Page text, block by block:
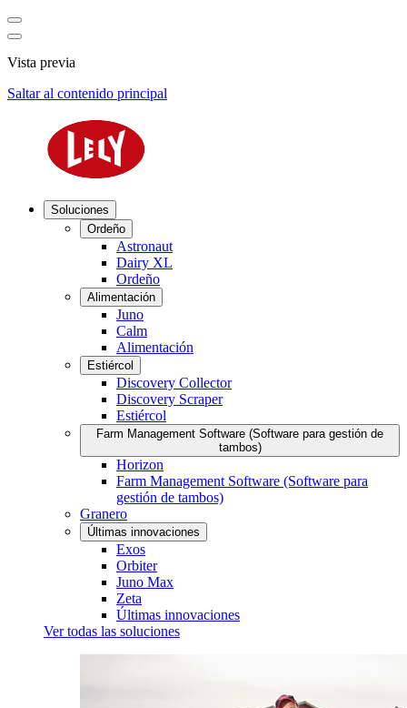
Vista previa
Saltar al contenido principal
Soluciones
Ordeño
Astronaut
Dairy XL
Ordeño
Alimentación
Juno
Calm
Alimentación
Estiércol
Discovery Collector
Discovery Scraper
Estiércol
Farm Management Software (Software para gestión de
tambos)
Horizon
Farm Management Software (Software para
gestión de tambos)
Granero
Últimas innovaciones
Exos
Orbiter
Juno Max
Zeta
Últimas innovaciones
Ver todas las soluciones